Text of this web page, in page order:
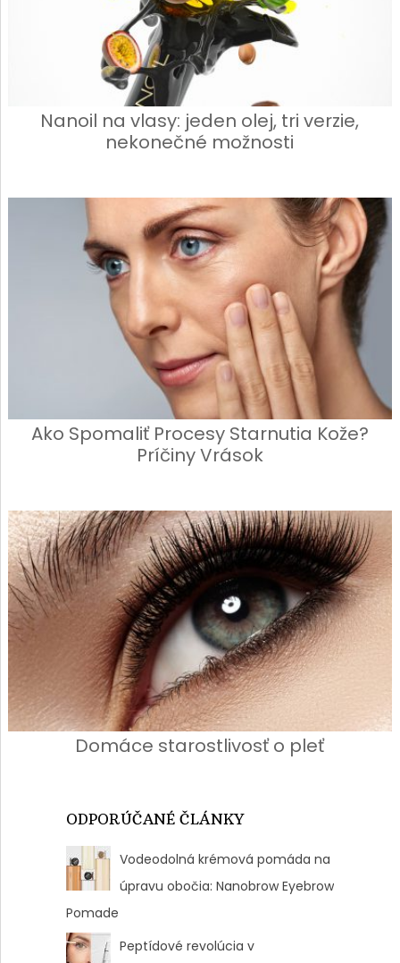
Nanoil na vlasy: jeden olej, tri verzie,
nekonečné možnosti
Ako Spomaliť Procesy Starnutia Kože?
Príčiny Vrások
Domáce starostlivosť o pleť
ODPORÚČANÉ ČLÁNKY
Vodeodolná krémová pomáda na
úpravu obočia: Nanobrow Eyebrow
Pomade
Peptídové revolúcia v